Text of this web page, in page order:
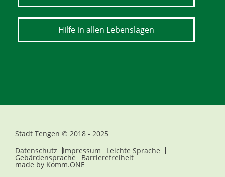
Hilfe in allen Lebenslagen
Stadt Tengen © 2018 - 2025
Datenschutz
Impressum Leichte Sprache
Gebärdensprache Barrierefreiheit
made by Komm.ONE